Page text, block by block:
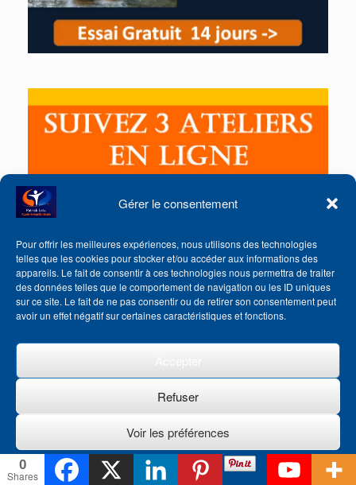
Gérer le consentement
Pour offrir les meilleures expériences, nous utilisons des technologies
telles que les cookies pour stocker et/ou accéder aux informations des
appareils. Le fait de consentir à ces technologies nous permettra de traiter
des données telles que le comportement de navigation ou les ID uniques
sur ce site. Le fait de ne pas consentir ou de retirer son consentement peut
avoir un effet négatif sur certaines caractéristiques et fonctions.
Refuser
Voir les préférences
Politique de cookies
0
Shares